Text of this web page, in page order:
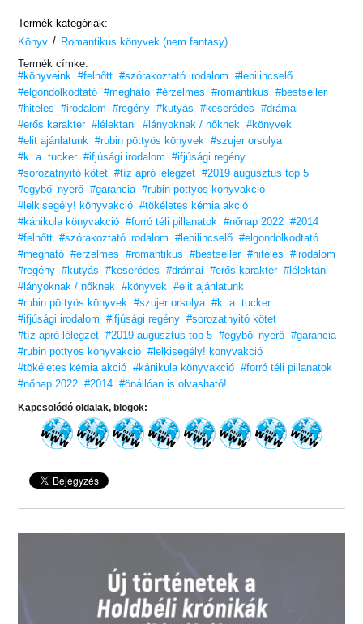
arcán, mikor nevet. És hibátlanul egyensúlyoz a jó fiút a veszélyestől
elválasztó, ellenállhatatlan vonalon. Tragikus múltja miatt Kacey
eldöntötte, hogy senkit sem enged közel magához, de a kettejük
hogy bejusson a Kacey szívét védő falak mögé – akár még egy
olyan titokról is hajlandó lerántani a leplet, ami mindkettejüket
tönkreteheti.
Gyönyörű történet veszteségről, szerelemről és arról, hogyan is
léphetünk tovább
Termék kategóriák:
Könyv / Romantikus könyvek (nem fantasy)
Termék címke:
#könyveink
#felnőtt #szórakoztató irodalom
#lebilincselő
#elgondolkodtató #megható #érzelmes #romantikus
#bestseller
#hiteles
#irodalom #regény #kutyás #keserédes
#drámai
#erős karakter #lélektani #lányoknak / nőknek
#könyvek
#elit ajánlatunk
#rubin pöttyös könyvek
#szujer orsolya
#k. a. tucker #ifjúsági irodalom
#ifjúsági regény
#sorozatnyitó kötet #tíz apró lélegzet #2019 augusztus top 5
#egyből nyerő #garancia #rubin pöttyös könyvakció
#lelkisegély! könyvakció #tökéletes kémia akció
#kánikula könyvakció #forró téli pillanatok #nőnap 2022 #2014
#felnőtt #szórakoztató irodalom #lebilincselő #elgondolkodtató
#megható #érzelmes #romantikus #bestseller #hiteles
#irodalom
#regény #kutyás #keserédes #drámai #erős karakter #lélektani
#lányoknak / nőknek
#könyvek
#elit ajánlatunk
#rubin pöttyös könyvek
#szujer orsolya #k. a. tucker
#ifjúsági irodalom
#ifjúsági regény #sorozatnyitó kötet
#tíz apró lélegzet #2019 augusztus top 5 #egyből nyerő #garancia
#rubin pöttyös könyvakció #lelkisegély! könyvakció
#tökéletes kémia akció #kánikula könyvakció #forró téli pillanatok
#nőnap 2022 #2014 #önállóan is olvasható!
Kapcsolódó oldalak, blogok: